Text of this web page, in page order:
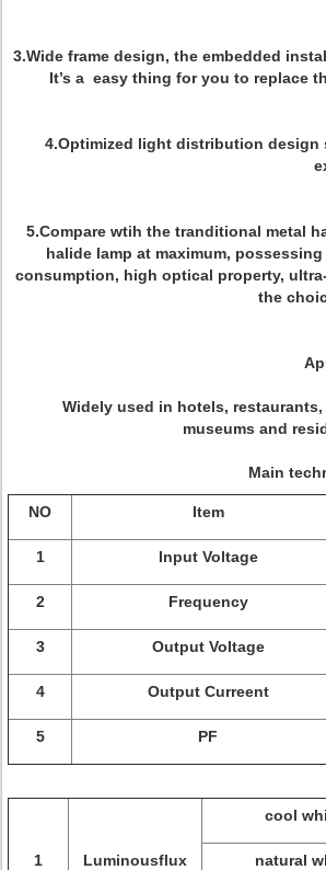
3.Wide frame design, the embedded
It’s a easy thing for you to replace
4.Optimized light distribution design
5.Compare wtih the tranditional metal
halide lamp at maximum,
consumption, high optical property,
the
Widely used in hotels,
museums and
Main
NO Item
1 Input Voltage
2 Frequency
3 Output Voltage
4 Output Curreent
5 PF
1 Luminousflux
cool
natural